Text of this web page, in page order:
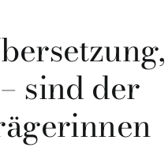
sind der